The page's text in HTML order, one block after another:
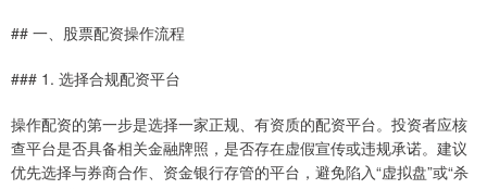
## 一、股票配资操作流程
### 1. 选择合规配资平台
操作配资的第一步是选择一家正规、有资质的配资平台。投资者应核
查平台是否具备相关金融牌照，是否存在虚假宣传或违规承诺。建议
优先选择与券商合作、资金银行存管的平台，避免陷入“虚拟盘”或“杀